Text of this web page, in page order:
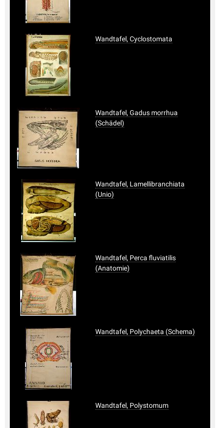
Wandtafel, Cyclostomata
Wandtafel, Gadus morrhua
(Schädel)
Wandtafel, Lamellibranchiata
(Unio)
Wandtafel, Perca fluviatilis
(Anatomie)
Wandtafel, Polychaeta (Schema)
Wandtafel, Polystomum